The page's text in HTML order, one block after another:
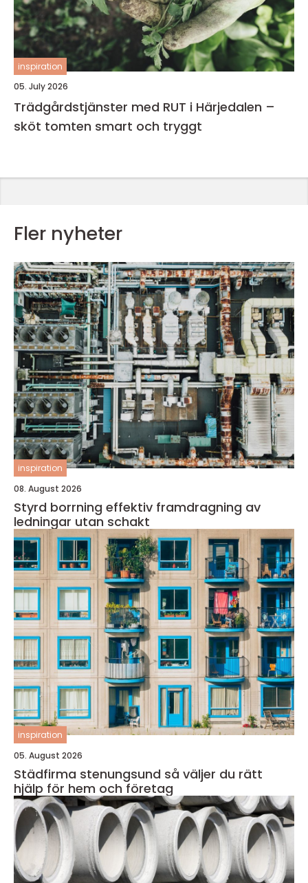
inspiration
05. July 2026
Trädgårdstjänster med RUT i Härjedalen –
sköt tomten smart och tryggt
Fler nyheter
inspiration
08. August 2026
Styrd borrning effektiv framdragning av
ledningar utan schakt
inspiration
05. August 2026
Städfirma stenungsund så väljer du rätt
hjälp för hem och företag